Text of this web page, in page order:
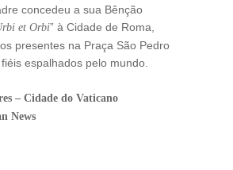
concedeu a sua Bênção
et Orbi” à Cidade de Roma,
presentes na Praça São Pedro
espalhados pelo mundo.
– Cidade do Vaticano
News